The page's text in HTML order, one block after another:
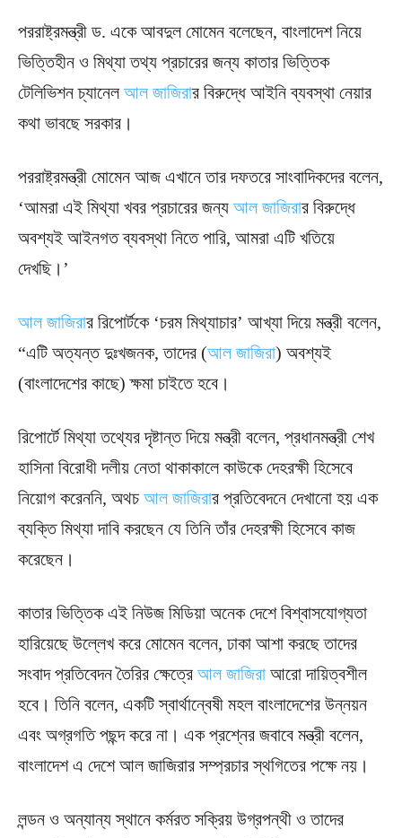
পররাষ্ট্রমন্ত্রী ড. একে আবদুল মোমেন বলেছেন, বাংলাদেশ নিয়ে
ভিত্তিহীন ও মিথ্যা তথ্য প্রচারের জন্য কাতার ভিত্তিক
টেলিভিশন চ্যানেলআল জাজিরার বিরুদ্ধে আইনি ব্যবস্থা নেয়ার
কথা ভাবছে সরকার।
পররাষ্ট্রমন্ত্রী মোমেন আজ এখানে তার দফতরে সাংবাদিকদের বলেন,
‘আমরা এই মিথ্যা খবর প্রচারের জন্য আল জাজিরার বিরুদ্ধে
অবশ্যই আইনগত ব্যবস্থা নিতে পারি, আমরা এটি খতিয়ে
দেখছি।’
আল জাজিরার রিপোর্টকে ‘চরম মিথ্যাচার’ আখ্যা দিয়ে মন্ত্রী বলেন,
“এটি অত্যন্ত দুঃখজনক, তাদের (আল জাজিরা) অবশ্যই
(বাংলাদেশের কাছে) ক্ষমা চাইতে হবে।
রিপোর্টে মিথ্যা তথ্যের দৃষ্টান্ত দিয়ে মন্ত্রী বলেন, প্রধানমন্ত্রী শেখ
হাসিনা বিরোধী দলীয় নেতা থাকাকালে কাউকে দেহরক্ষী হিসেবে
নিয়োগ করেননি, অথচআল জাজিরার প্রতিবেদনে দেখানো হয় এক
ব্যক্তি মিথ্যা দাবি করছেন যে তিনি তাঁর দেহরক্ষী হিসেবে কাজ
করেছেন।
কাতার ভিত্তিক এই নিউজ মিডিয়া অনেক দেশে বিশ্বাসযোগ্যতা
হারিয়েছে উল্লেখ করে মোমেন বলেন, ঢাকা আশা করছে তাদের
সংবাদ প্রতিবেদন তৈরির ক্ষেত্রে আল জাজিরা আরো দায়িত্বশীল
হবে। তিনি বলেন, একটি স্বার্থান্বেষী মহল বাংলাদেশের উন্নয়ন
এবং অগ্রগতি পছন্দ করে না। এক প্রশ্নের জবাবে মন্ত্রী বলেন,
বাংলাদেশ এ দেশে আল জাজিরার সম্প্রচার স্থগিতের পক্ষে নয়।
লন্ডন ও অন্যান্য স্থানে কর্মরত সক্রিয় উগ্রপন্থী ও তাদের